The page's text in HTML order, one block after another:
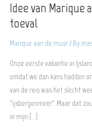
Idee van
toeval
Marique aan de muur / By
Onze eerste vakantie in
omdat we dan kans hadden
van de reis was het slecht
“ijsbergenmeer”. Maar dat
in mijn […]